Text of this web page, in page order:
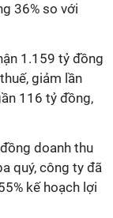
36% so với
1.159 tỷ đồng
giảm lần
116 tỷ đồng,
doanh thu
quý, công ty đã
kế hoạch lợi